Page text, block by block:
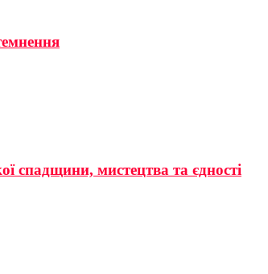
спадщини, мистецтва та єдності